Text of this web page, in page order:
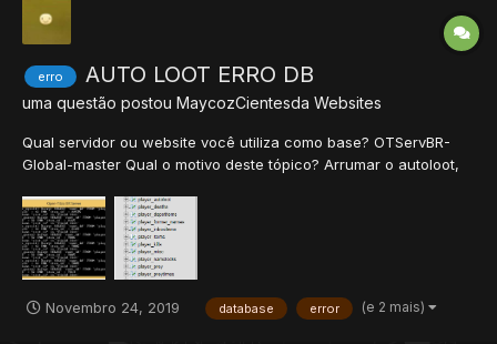
erro AUTO LOOT ERRO DB
uma questão postou MaycozCientesda Websites
Qual servidor ou website você utiliza como base? OTServBR-
Global-master Qual o motivo deste tópico? Arrumar o autoloot,
algum erro? Se sim coloque-o aqui. Se precisar de mais alguma
informação me peça por fa...
Novembro 24, 2019 database error (e 2 mais)